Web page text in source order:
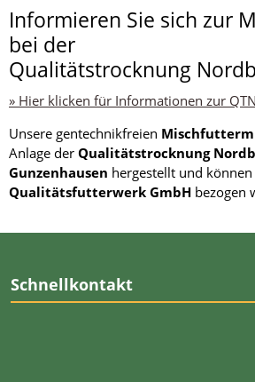
Informieren Sie sich zur
bei der
Qualitätstrocknung
» Hier klicken für Informationen zur
Unsere gentechnikfreien
Anlage der Qualitätstrocknung
Gunzenhausen hergestellt und
Qualitätsfutterwerk GmbH bezogen
Schnellkontakt